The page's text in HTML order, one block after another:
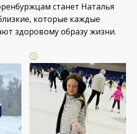
станет Наталья
которые каждые
здоровому образу жизни.